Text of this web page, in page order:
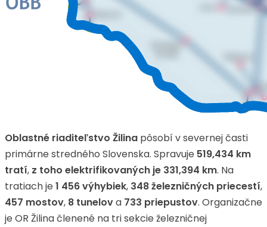
Oblastné riaditeľstvo Žilina pôsobí v severnej časti
primárne stredného Slovenska. Spravuje 519,434 km
tratí, z toho elektrifikovaných je 331,394 km. Na
tratiach je 1 456 výhybiek, 348 železničných priecestí,
457 mostov, 8 tunelova 733 priepustov. Organizačne
je OR Žilina členené na tri sekcie železničnej